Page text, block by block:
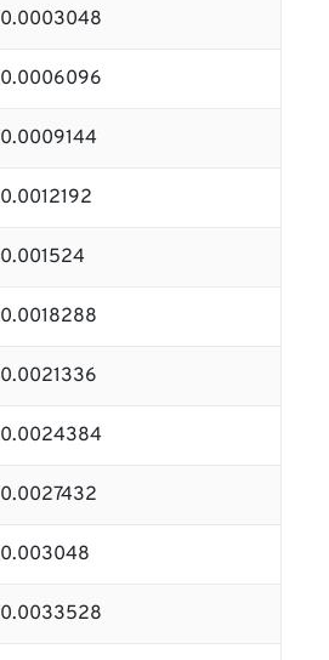
0.0003048
0.0006096
0.0009144
0.0012192
0.001524
0.0018288
0.0021336
0.0024384
0.0027432
0.003048
0.0033528